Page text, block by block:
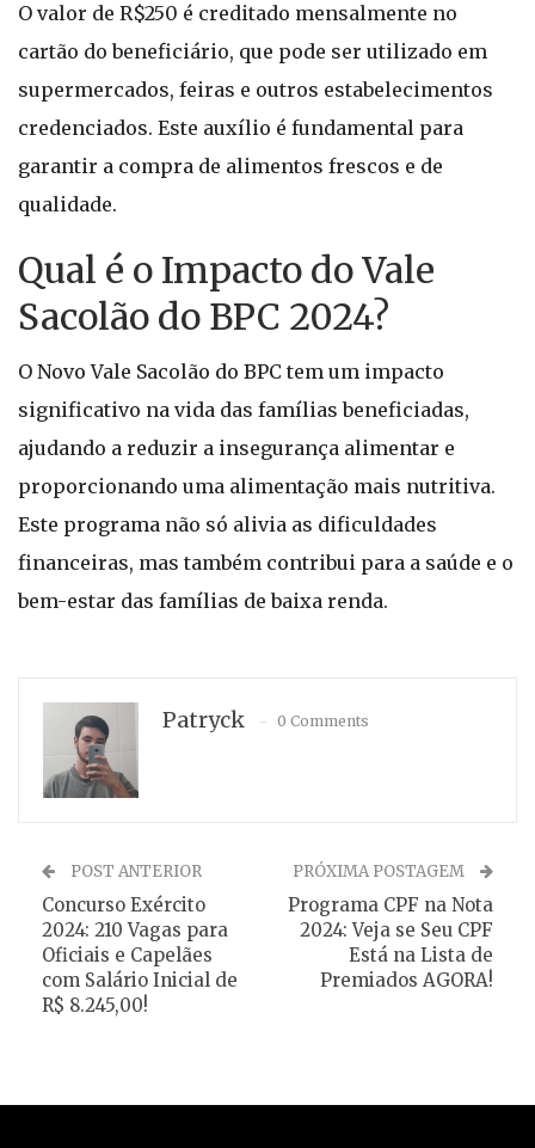
O valor de R$250 é creditado mensalmente no
cartão do beneficiário, que pode ser utilizado em
supermercados, feiras e outros estabelecimentos
credenciados. Este auxílio é fundamental para
garantir a compra de alimentos frescos e de
qualidade.
Qual é o Impacto do Vale
Sacolão do BPC 2024?
O Novo Vale Sacolão do BPC tem um impacto
significativo na vida das famílias beneficiadas,
ajudando a reduzir a insegurança alimentar e
proporcionando uma alimentação mais nutritiva.
Este programa não só alivia as dificuldades
financeiras, mas também contribui para a saúde e o
bem-estar das famílias de baixa renda.
Patryck 0 Comments
POST ANTERIOR
Concurso Exército
2024: 210 Vagas para
Oficiais e Capelães
com Salário Inicial de
R$ 8.245,00!
PRÓXIMA POSTAGEM
Programa CPF na Nota
2024: Veja se Seu CPF
Está na Lista de
Premiados AGORA!